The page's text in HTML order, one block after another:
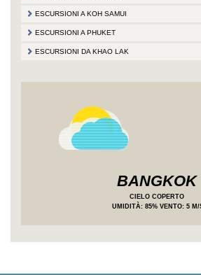
BANGKOK
CIELO COPERTO
UMIDITÀ : 85% VENTO: 5 M/S